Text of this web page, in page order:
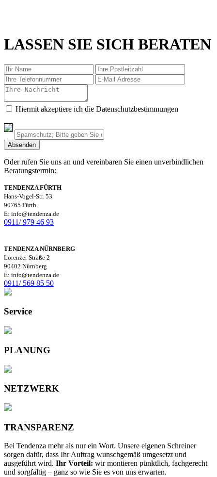
LASSEN SIE SICH BERATEN
Hiermit akzeptiere ich die Datenschutzbestimmungen
Oder rufen Sie uns an und vereinbaren Sie einen unverbindlichen
Beratungstermin:
TENDENZA FÜRTH
Hans-Vogel-Str. 53
90765 Fürth
E: info@tendenza.de
0911/ 979 46 93
TENDENZA NÜRNBERG
Lorenzer Straße 2
90402 Nürnberg
E: info@tendenza.de
0911/ 569 85 50
Service
PLANUNG
NETZWERK
TRANSPARENZ
Bei Tendenza mehr als nur ein Wort. Unsere eigenen Schreiner
sorgen dafür, dass Ihr Auftrag wunschgemäß umgesetzt und
ausgeführt wird. Ihr Vorteil: wir montieren pünktlich, fachgerecht
und sorgfältig – ganz so wie Sie es von uns erwarten.